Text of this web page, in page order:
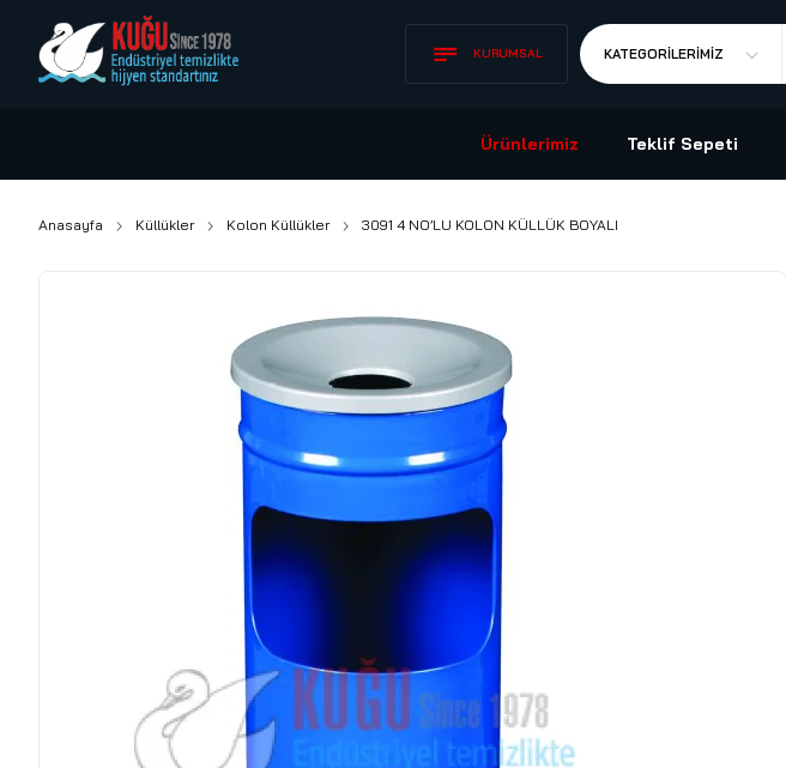
KURUMSAL KATEGORILERIMIZ
Ürünlerimiz Teklif Sepeti
Anasayfa Küllükler Kolon Küllükler 3091 4 NO’LU KOLON KÜLLÜK BOYALI